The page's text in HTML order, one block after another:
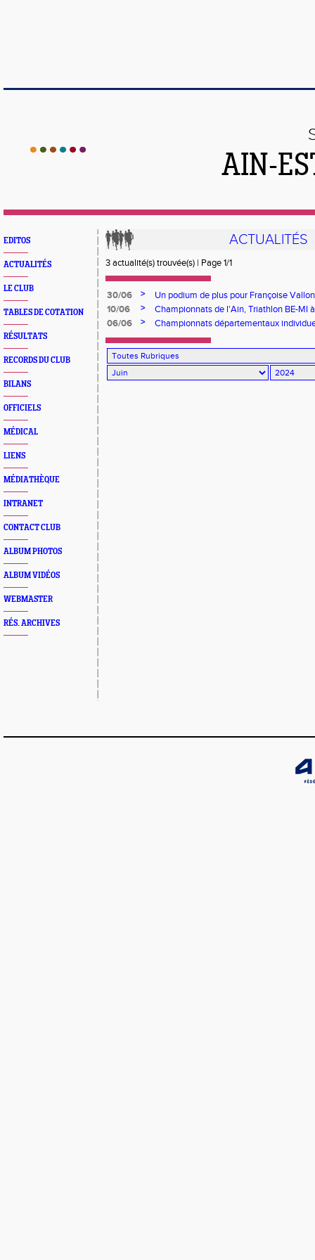
AIN-
EDITOS
ACTUALITÉS
LE CLUB
TABLES DE COTATION
RÉSULTATS
RECORDS DU CLUB
BILANS
OFFICIELS
MÉDICAL
LIENS
MÉDIATHÈQUE
INTRANET
CONTACT CLUB
ALBUM PHOTOS
ALBUM VIDÉOS
WEBMASTER
RÉS. ARCHIVES
ACTUALITÉS
3 actualité(s) trouvée(s) | Page 1/1
30/06 >
Un podium de plus pour Françoise Vallon
10/06
>
Championnats de l'Ain, Triathlon BE-MI
06/06
> Championnats départementaux